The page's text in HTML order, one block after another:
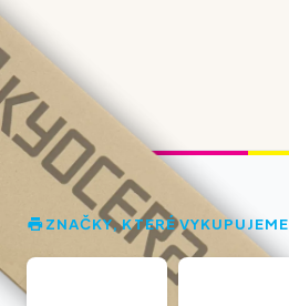
ZNAČKY, KTERÉ VYKUPUJEME